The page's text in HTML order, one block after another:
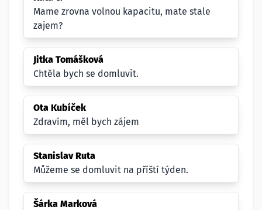
Mame zrovna volnou kapacitu, mate stale
zajem?
Jitka Tomášková
Chtěla bych se domluvit.
Ota Kubíček
Zdravím, měl bych zájem
Stanislav Ruta
Můžeme se domluvit na příští týden.
Šárka Marková